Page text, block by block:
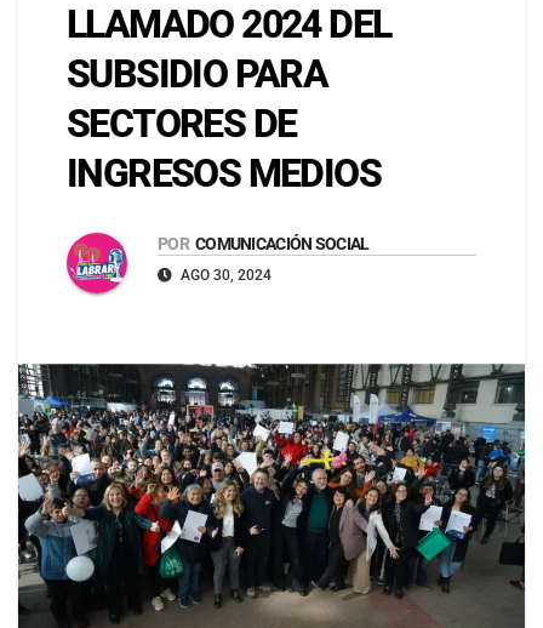
LLAMADO 2024 DEL
SUBSIDIO PARA
SECTORES DE
INGRESOS MEDIOS
POR COMUNICACIÓN SOCIAL
AGO 30, 2024